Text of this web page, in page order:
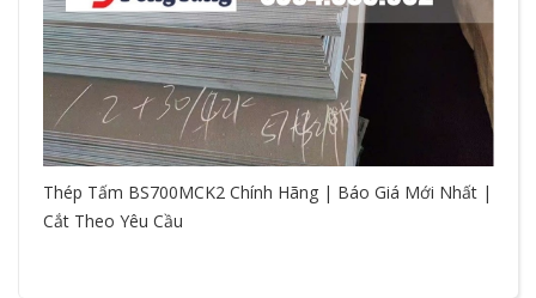
Thép Tấm BS700MCK2 Chính Hãng | Báo Giá Mới Nhất |
Cắt Theo Yêu Cầu